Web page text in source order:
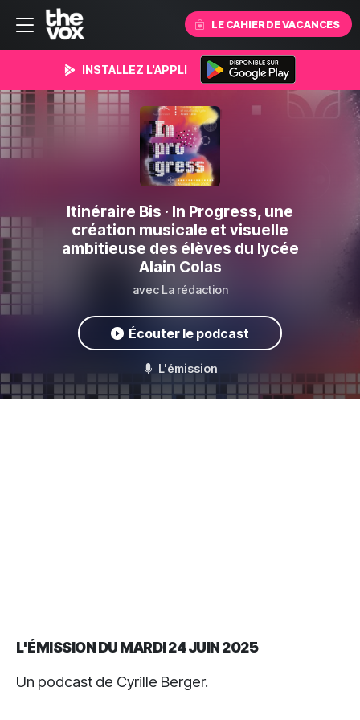
LE CAHIER DE VACANCES
INSTALLEZ L'APPLI
Itinéraire Bis · In Progress, une
création musicale et visuelle
ambitieuse des élèves du lycée
Alain Colas
avec La rédaction
Écouter le podcast
L'émission
L'ÉMISSION DU MARDI 24 JUIN 2025
Un podcast de Cyrille Berger.